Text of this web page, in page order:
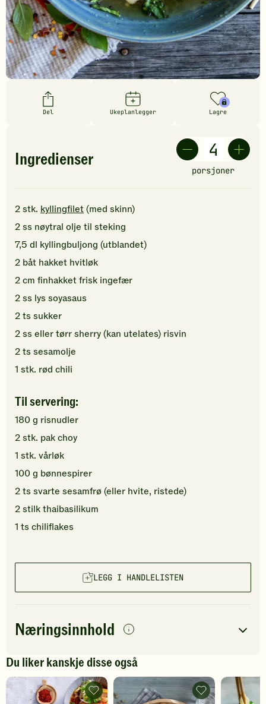
Del Ukeplanlegger Lagre
Ingredienser
porsjoner
2stk. kyllingfilet(med skinn)
2ss nøytral olje til steking
7,5 dl kyllingbuljong (utblandet)
2 båt hakket hvitløk
2cm finhakketfrisk ingefær
2ss lys soyasaus
2ts sukker
2ss eller tørr sherry (kan utelates) risvin
2ts sesamolje
1 stk. rød chili
Til servering:
180g risnudler
2stk. pak choy
1 stk. vårløk
100g bønnespirer
2ts svarte sesamfrø(eller hvite, ristede)
2stilkthaibasilikum
1 ts chiliflakes
LEGG I HANDLELISTEN
Næringsinnhold
per porsjon
Navn på
næringsstoffetantall
Energi 382kcal
Du liker kanskje disse også
Kyllingramen
Kyllingfilet